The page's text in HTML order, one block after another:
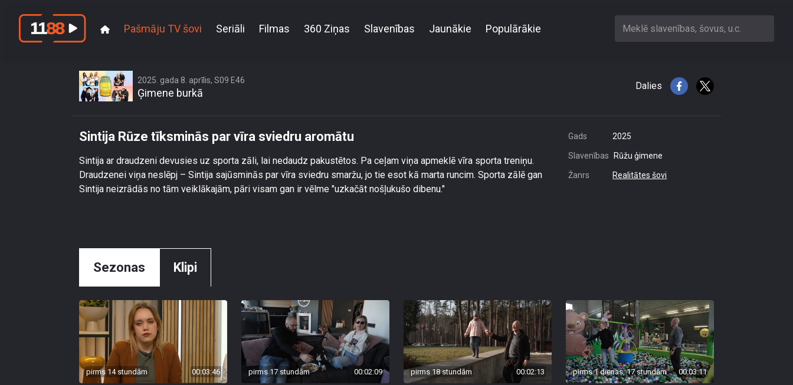
Pašmāju TV šovi Seriāli Filmas 360 Ziņas Slavenības Jaunākie Populārākie Meklē slavenības, šovus, u.c.
2025. gada 8. aprīlis, S09 E46
Ģimene burkā
Dalies
Sintija Rūze tīksminās par vīra sviedru aromātu
Sintija ar draudzeni devusies uz sporta zāli, lai nedaudz pakustētos. Pa ceļam viņa apmeklē vīra sporta treniņu.
Draudzenei viņa neslēpj – Sintija sajūsminās par vīra sviedru smaržu, jo tie esot kā marta runcim. Sporta zālē gan
Sintija neizrādās no tām veiklākajām, pāri visam gan ir vēlme "uzkačāt nošļukušo dibenu."
Gads 2025
Slavenības Rūžu ģimene
Žanrs Realitātes šovi
Sezonas Klipi
pirms 14 stundām 00:03:46 pirms 17 stundām 00:02:09 pirms 18 stundām 00:02:13 pirms 1 dienas, 17 stundām 00:03:11